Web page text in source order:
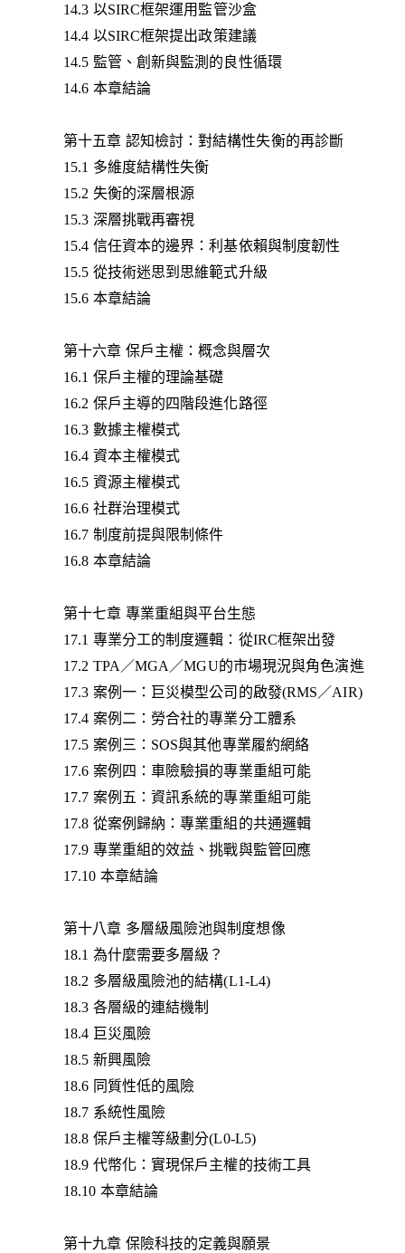
14.3 以SIRC框架運用監管沙盒
14.4 以SIRC框架提出政策建議
14.5 監管、創新與監測的良性循環
14.6 本章結論
第十五章 認知檢討：對結構性失衡的再診斷
15.1 多維度結構性失衡
15.2 失衡的深層根源
15.3 深層挑戰再審視
15.4 信任資本的邊界：利基依賴與制度韌性
15.5 從技術迷思到思維範式升級
15.6 本章結論
第十六章 保戶主權：概念與層次
16.1 保戶主權的理論基礎
16.2 保戶主導的四階段進化路徑
16.3 數據主權模式
16.4 資本主權模式
16.5 資源主權模式
16.6 社群治理模式
16.7 制度前提與限制條件
16.8 本章結論
第十七章 專業重組與平台生態
17.1 專業分工的制度邏輯：從IRC框架出發
17.2 TPA／MGA／MGU的市場現況與角色演進
17.3 案例一：巨災模型公司的啟發(RMS／AIR)
17.4 案例二：勞合社的專業分工體系
17.5 案例三：SOS與其他專業履約網絡
17.6 案例四：車險驗損的專業重組可能
17.7 案例五：資訊系統的專業重組可能
17.8 從案例歸納：專業重組的共通邏輯
17.9 專業重組的效益、挑戰與監管回應
17.10 本章結論
第十八章 多層級風險池與制度想像
18.1 為什麼需要多層級？
18.2 多層級風險池的結構(L1-L4)
18.3 各層級的連結機制
18.4 巨災風險
18.5 新興風險
18.6 同質性低的風險
18.7 系統性風險
18.8 保戶主權等級劃分(L0-L5)
18.9 代幣化：實現保戶主權的技術工具
18.10 本章結論
第十九章 保險科技的定義與願景